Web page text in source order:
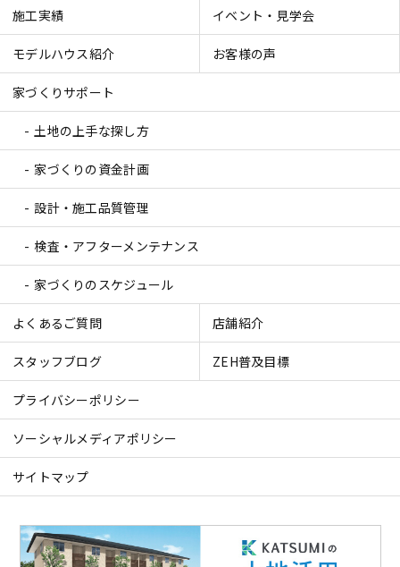
施工実績 イベント・見学会
モデルハウス紹介 お客様の声
家づくりサポート
土地の上手な探し方
家づくりの資金計画
設計・施工品質管理
検査・アフターメンテナンス
家づくりのスケジュール
よくあるご質問 店舗紹介
スタッフブログ ZEH普及目標
プライバシーポリシー
ソーシャルメディアポリシー
サイトマップ